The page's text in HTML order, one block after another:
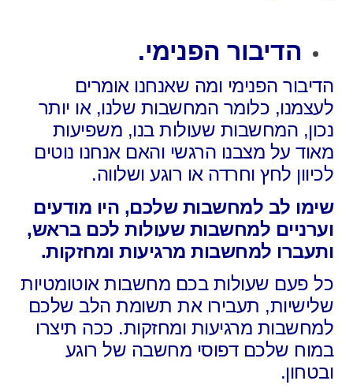
הדיבור הפנימי.
הדיבור הפנימי ומה שאנחנו אומרים
לעצמנו, כלומר המחשבות שלנו, או יותר
נכון, המחשבות שעולות בנו, משפיעות
מאוד על מצבנו הרגשי והאם אנחנו נוטים
לכיוון לחץ וחרדה או רוגע ושלווה.
שימו לב למחשבות שלכם, היו מודעים
וערניים למחשבות שעולות לכם בראש,
ותעברו למחשבות מרגיעות ומחזקות.
כל פעם שעולות בכם מחשבות אוטומטיות
שלישיות, תעבירו את תשומת הלב שלכם
למחשבות מרגיעות ומחזקות. ככה תיצרו
במוח שלכם דפוסי מחשבה של רוגע
ובטחון.